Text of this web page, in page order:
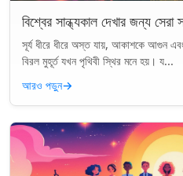
বিশ্বের সান্ধ্যকাল দেখার জন্য সেরা
সূর্য ধীরে ধীরে অস্ত যায়, আকাশকে আগুন
বিরল মুহূর্ত যখন পৃথিবী স্থির মনে হয়। য...
আরও পড়ুন→